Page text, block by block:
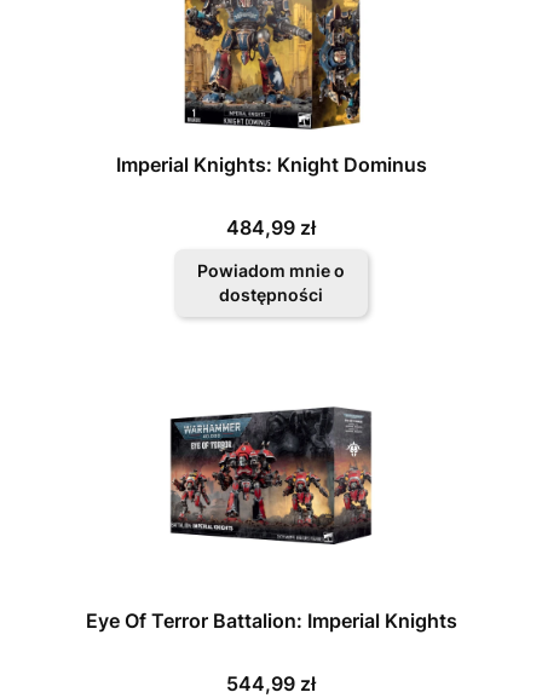
Imperial Knights: Knight Dominus
Cena
484,99 zł
Powiadom mnie o
dostępności
Eye Of Terror Battalion: Imperial Knights
Cena
544,99 zł